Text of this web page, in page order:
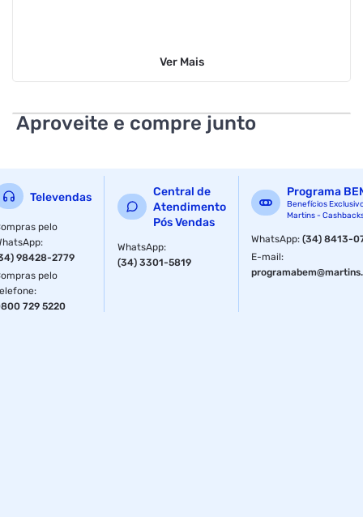
Ver Mais
Aproveite e compre junto
Televendas
pelo
:
98428-2779
pelo
:
729 5220
Central de
Atendimento
Pós Vendas
WhatsApp:
(34) 3301-5819
Programa
Benefícios
Martins -
WhatsApp:(34) 8413-
E-mail: